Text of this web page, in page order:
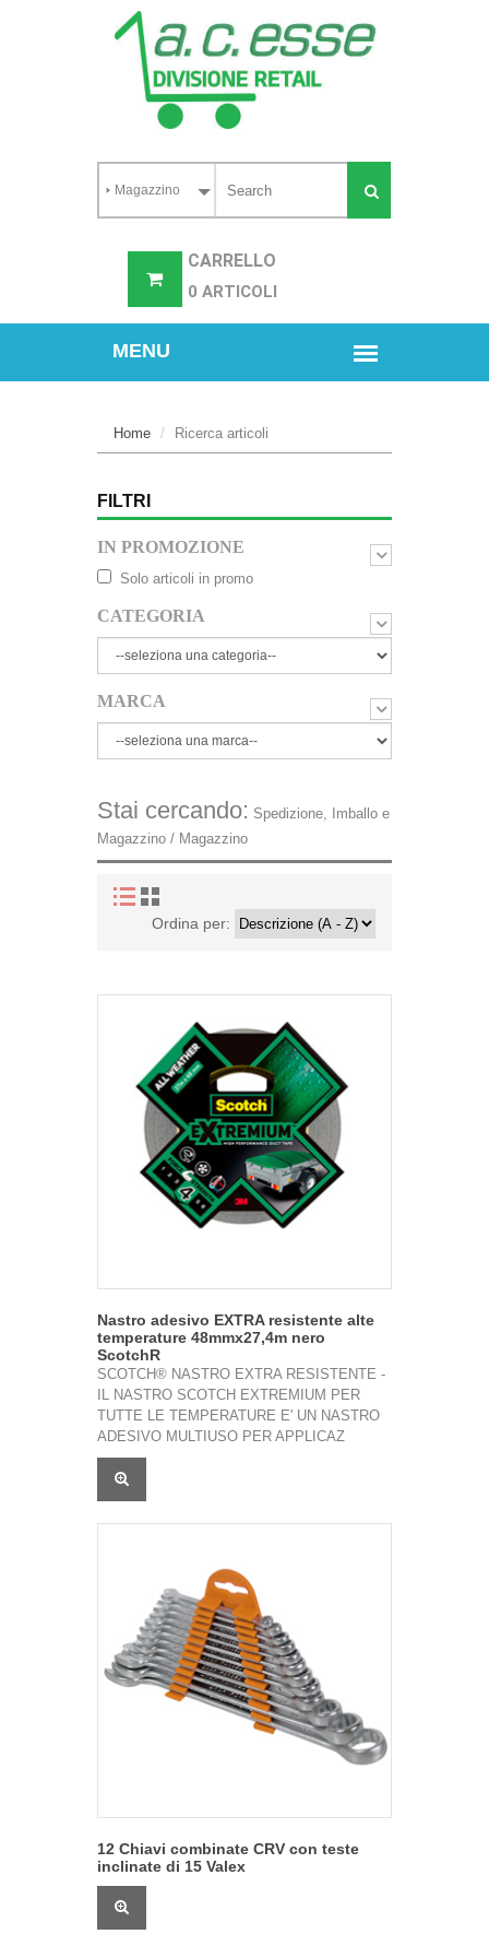
CARRELLO
0 ARTICOLI
Home Ricerca articoli
FILTRI
IN PROMOZIONE
Solo articoli in promo
CATEGORIA
MARCA
Stai cercando: Spedizione, Imballo e
Magazzino / Magazzino
Ordina per:
Nastro adesivo EXTRA resistente alte
temperature 48mmx27,4m nero
ScotchR
SCOTCH® NASTRO EXTRA RESISTENTE -
IL NASTRO SCOTCH EXTREMIUM PER
TUTTE LE TEMPERATURE E' UN NASTRO
ADESIVO MULTIUSO PER APPLICAZ
12 Chiavi combinate CRV con teste
inclinate di 15 Valex